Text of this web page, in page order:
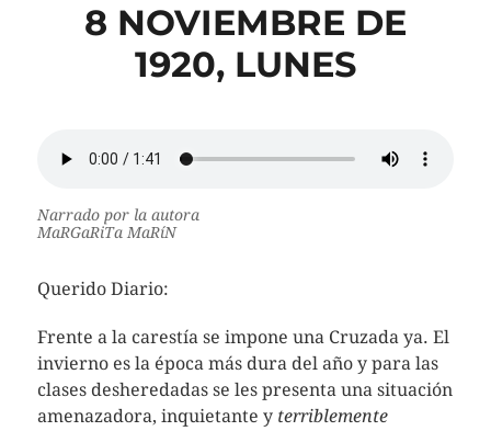
8 NOVIEMBRE DE
1920, LUNES
Narrado por la autora
MaRGaRiTa MaRíN
Querido Diario:
Frente a la carestía se impone una Cruzada ya. El
invierno es la época más dura del año y para las
clases desheredadas se les presenta una situación
amenazadora, inquietante y terriblemente